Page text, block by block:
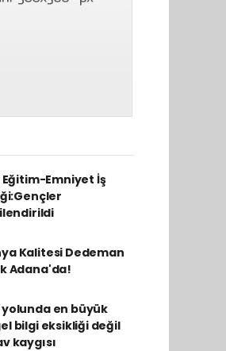
Eğitim-Emniyet İş
Kalitesi Dedeman
Adana'da!
yolunda en büyük
bilgi eksikliği değil
kaygısı